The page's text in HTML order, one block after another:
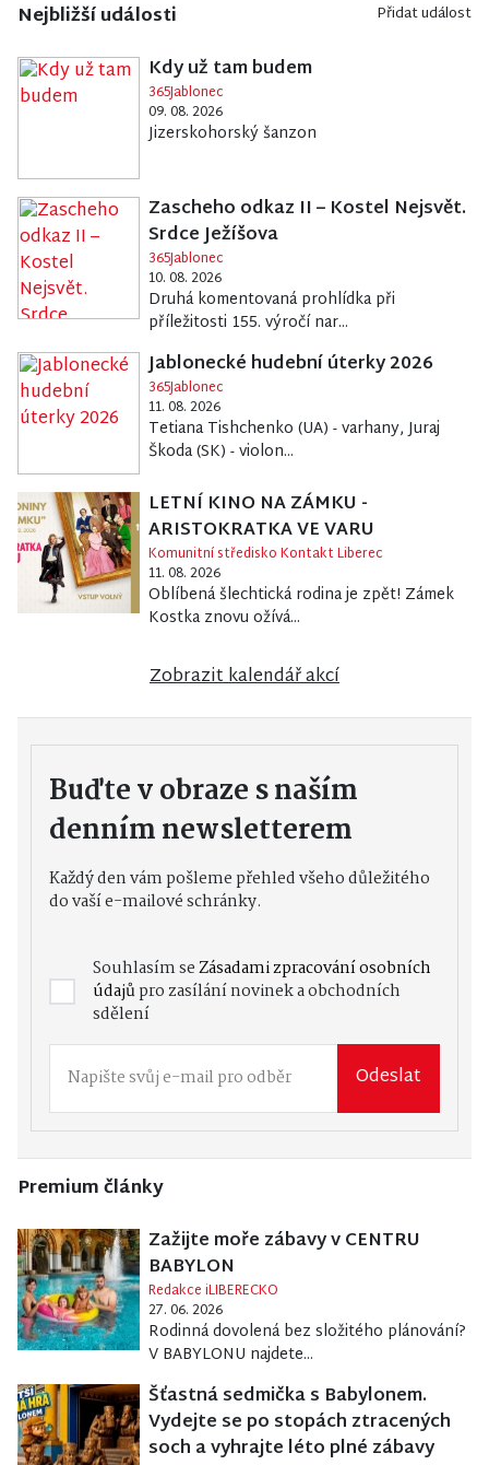
Nejbližší události Přidat událost
Kdy už tam budem
365Jablonec
09. 08. 2026
Jizerskohorský šanzon
Zascheho odkaz II – Kostel Nejsvět.
Srdce Ježíšova
365Jablonec
10. 08. 2026
Druhá komentovaná prohlídka při
příležitosti 155. výročí nar...
Jablonecké hudební úterky 2026
365Jablonec
11. 08. 2026
Tetiana Tishchenko (UA) - varhany, Juraj
Škoda (SK) - violon...
LETNÍ KINO NA ZÁMKU -
ARISTOKRATKA VE VARU
Komunitní středisko Kontakt Liberec
11. 08. 2026
Oblíbená šlechtická rodina je zpět! Zámek
Kostka znovu ožívá...
Zobrazit kalendář akcí
Buďte v obraze s naším
denním newsletterem
Každý den vám pošleme přehled všeho důležitého
do vaší e-mailové schránky.
Souhlasím seZásadami zpracování osobních
údajůpro zasílání novinek a obchodních
sdělení
Odeslat
Premium články
Zažijte moře zábavy v CENTRU
BABYLON
Redakce iLIBERECKO
27. 06. 2026
Rodinná dovolená bez složitého plánování?
V BABYLONU najdete...
Šťastná sedmička s Babylonem.
Vydejte se po stopách ztracených
soch a vyhrajte léto plné zábavy